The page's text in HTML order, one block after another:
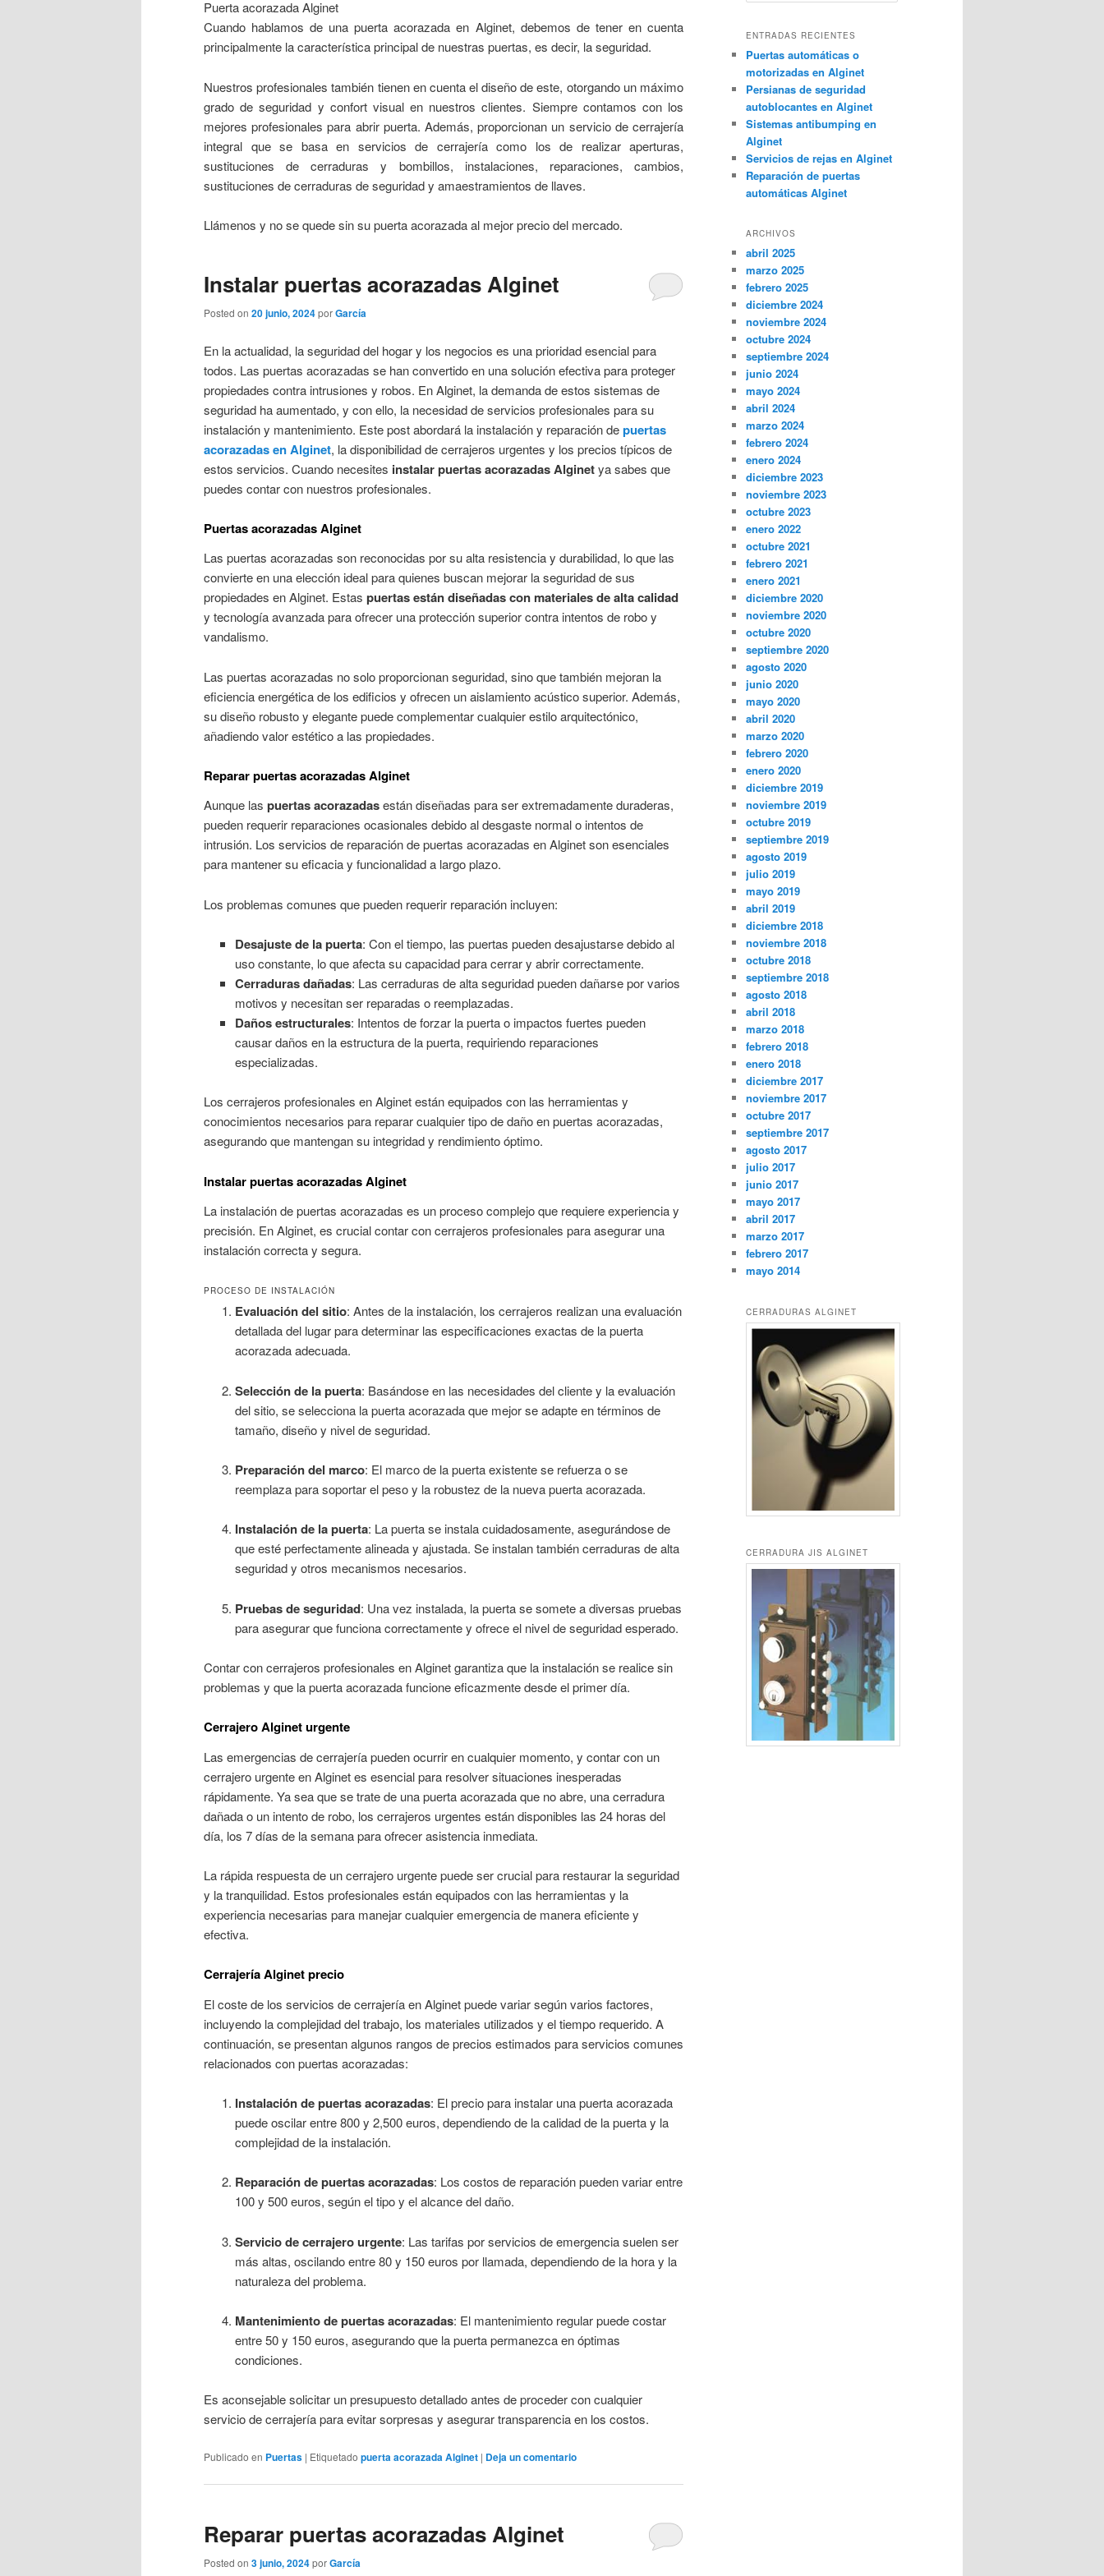
Puerta acorazada Alginet
Cuando hablamos de una puerta acorazada en Alginet, debemos de tener en cuenta
principalmente la característica principal de nuestras puertas, es decir, la seguridad.
Nuestros profesionales también tienen en cuenta el diseño de este, otorgando un máximo
grado de seguridad y confort visual en nuestros clientes. Siempre contamos con los
mejores profesionales para abrir puerta. Además, proporcionan un servicio de cerrajería
integral que se basa en servicios de cerrajería como los de realizar aperturas,
sustituciones de cerraduras y bombillos, instalaciones, reparaciones, cambios,
sustituciones de cerraduras de seguridad y amaestramientos de llaves.
Llámenos y no se quede sin su puerta acorazada al mejor precio del mercado.
Instalar puertas acorazadas Alginet
Posted on 20 junio, 2024porGarcía
En la actualidad, la seguridad del hogar y los negocios es una prioridad esencial para
todos. Las puertas acorazadas se han convertido en una solución efectiva para proteger
propiedades contra intrusiones y robos. En Alginet, la demanda de estos sistemas de
seguridad ha aumentado, y con ello, la necesidad de servicios profesionales para su
instalación y mantenimiento. Este post abordará la instalación y reparación depuertas
acorazadas en Alginet, la disponibilidad de cerrajeros urgentes y los precios típicos de
estos servicios. Cuando necesites instalar puertas acorazadas Alginetya sabes que
puedes contar con nuestros profesionales.
Puertas acorazadas Alginet
Las puertas acorazadas son reconocidas por su alta resistencia y durabilidad, lo que las
convierte en una elección ideal para quienes buscan mejorar la seguridad de sus
propiedades en Alginet. Estas puertas están diseñadas con materiales de alta calidad
y tecnología avanzada para ofrecer una protección superior contra intentos de robo y
vandalismo.
Las puertas acorazadas no solo proporcionan seguridad, sino que también mejoran la
eficiencia energética de los edificios y ofrecen un aislamiento acústico superior. Además,
su diseño robusto y elegante puede complementar cualquier estilo arquitectónico,
añadiendo valor estético a las propiedades.
Reparar puertas acorazadas Alginet
Aunque las puertas acorazadasestán diseñadas para ser extremadamente duraderas,
pueden requerir reparaciones ocasionales debido al desgaste normal o intentos de
intrusión. Los servicios de reparación de puertas acorazadas en Alginet son esenciales
para mantener su eficacia y funcionalidad a largo plazo.
Los problemas comunes que pueden requerir reparación incluyen:
Desajuste de la puerta: Con el tiempo, las puertas pueden desajustarse debido al
uso constante, lo que afecta su capacidad para cerrar y abrir correctamente.
Cerraduras dañadas: Las cerraduras de alta seguridad pueden dañarse por varios
motivos y necesitan ser reparadas o reemplazadas.
Daños estructurales: Intentos de forzar la puerta o impactos fuertes pueden
causar daños en la estructura de la puerta, requiriendo reparaciones
especializadas.
Los cerrajeros profesionales en Alginet están equipados con las herramientas y
conocimientos necesarios para reparar cualquier tipo de daño en puertas acorazadas,
asegurando que mantengan su integridad y rendimiento óptimo.
Instalar puertas acorazadas Alginet
La instalación de puertas acorazadas es un proceso complejo que requiere experiencia y
precisión. En Alginet, es crucial contar con cerrajeros profesionales para asegurar una
instalación correcta y segura.
PROCESO DE INSTALACIÓN
Evaluación del sitio: Antes de la instalación, los cerrajeros realizan una evaluación
detallada del lugar para determinar las especificaciones exactas de la puerta
acorazada adecuada.
Selección de la puerta: Basándose en las necesidades del cliente y la evaluación
del sitio, se selecciona la puerta acorazada que mejor se adapte en términos de
tamaño, diseño y nivel de seguridad.
Preparación del marco: El marco de la puerta existente se refuerza o se
reemplaza para soportar el peso y la robustez de la nueva puerta acorazada.
Instalación de la puerta: La puerta se instala cuidadosamente, asegurándose de
que esté perfectamente alineada y ajustada. Se instalan también cerraduras de alta
seguridad y otros mecanismos necesarios.
Pruebas de seguridad: Una vez instalada, la puerta se somete a diversas pruebas
para asegurar que funciona correctamente y ofrece el nivel de seguridad esperado.
Contar con cerrajeros profesionales en Alginet garantiza que la instalación se realice sin
problemas y que la puerta acorazada funcione eficazmente desde el primer día.
Cerrajero Alginet urgente
Las emergencias de cerrajería pueden ocurrir en cualquier momento, y contar con un
cerrajero urgente en Alginet es esencial para resolver situaciones inesperadas
rápidamente. Ya sea que se trate de una puerta acorazada que no abre, una cerradura
dañada o un intento de robo, los cerrajeros urgentes están disponibles las 24 horas del
día, los 7 días de la semana para ofrecer asistencia inmediata.
La rápida respuesta de un cerrajero urgente puede ser crucial para restaurar la seguridad
y la tranquilidad. Estos profesionales están equipados con las herramientas y la
experiencia necesarias para manejar cualquier emergencia de manera eficiente y
efectiva.
Cerrajería Alginet precio
El coste de los servicios de cerrajería en Alginet puede variar según varios factores,
incluyendo la complejidad del trabajo, los materiales utilizados y el tiempo requerido. A
continuación, se presentan algunos rangos de precios estimados para servicios comunes
relacionados con puertas acorazadas:
Instalación de puertas acorazadas: El precio para instalar una puerta acorazada
puede oscilar entre 800 y 2,500 euros, dependiendo de la calidad de la puerta y la
complejidad de la instalación.
Reparación de puertas acorazadas: Los costos de reparación pueden variar entre
100 y 500 euros, según el tipo y el alcance del daño.
Servicio de cerrajero urgente: Las tarifas por servicios de emergencia suelen ser
más altas, oscilando entre 80 y 150 euros por llamada, dependiendo de la hora y la
naturaleza del problema.
Mantenimiento de puertas acorazadas: El mantenimiento regular puede costar
entre 50 y 150 euros, asegurando que la puerta permanezca en óptimas
condiciones.
Es aconsejable solicitar un presupuesto detallado antes de proceder con cualquier
servicio de cerrajería para evitar sorpresas y asegurar transparencia en los costos.
Publicado en Puertas | Etiquetado puerta acorazada Alginet | Deja un comentario
Reparar puertas acorazadas Alginet
Posted on 3 junio, 2024porGarcía
c
r
ENTRADAS RECIENTES
Puertas automáticas o
motorizadas en Alginet
Persianas de seguridad
autoblocantes en Alginet
Sistemas antibumping en
Alginet
Servicios de rejas en Alginet
Reparación de puertas
automáticas Alginet
ARCHIVOS
abril 2025
marzo 2025
febrero 2025
diciembre 2024
noviembre 2024
octubre 2024
septiembre 2024
junio 2024
mayo 2024
abril 2024
marzo 2024
febrero 2024
enero 2024
diciembre 2023
noviembre 2023
octubre 2023
enero 2022
octubre 2021
febrero 2021
enero 2021
diciembre 2020
noviembre 2020
octubre 2020
septiembre 2020
agosto 2020
junio 2020
mayo 2020
abril 2020
marzo 2020
febrero 2020
enero 2020
diciembre 2019
noviembre 2019
octubre 2019
septiembre 2019
agosto 2019
julio 2019
mayo 2019
abril 2019
diciembre 2018
noviembre 2018
octubre 2018
septiembre 2018
agosto 2018
abril 2018
marzo 2018
febrero 2018
enero 2018
diciembre 2017
noviembre 2017
octubre 2017
septiembre 2017
agosto 2017
julio 2017
junio 2017
mayo 2017
abril 2017
marzo 2017
febrero 2017
mayo 2014
CERRADURAS ALGINET
CERRADURA JIS ALGINET